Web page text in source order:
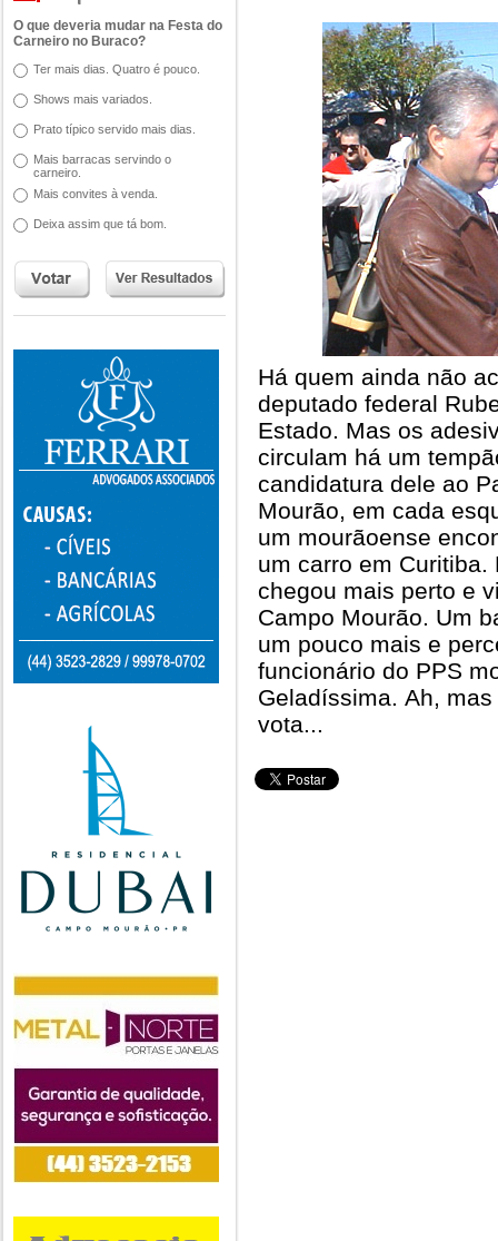
O que deveria mudar na Festa do
Carneiro no Buraco?
Ter mais dias. Quatro é pouco.
Shows mais variados.
Prato típico servido mais dias.
Mais barracas servindo o
carneiro.
Mais convites à venda.
Deixa assim que tá bom.
Há quem ainda não
deputado federal
Estado. Mas os
circulam há um
candidatura dele ao
Mourão, em cada
um mourãoense
um carro em
chegou mais perto e
Campo Mourão. Um
um pouco mais e
funcionário do PPS
Geladíssima. Ah,
vota...